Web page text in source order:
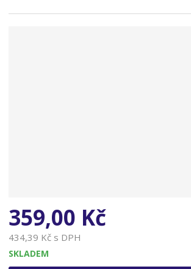
359,00 Kč
434,39 Kč s DPH
SKLADEM